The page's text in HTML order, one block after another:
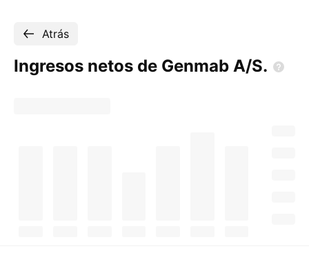
Atrás
Ingresos netos de Genmab A/S.